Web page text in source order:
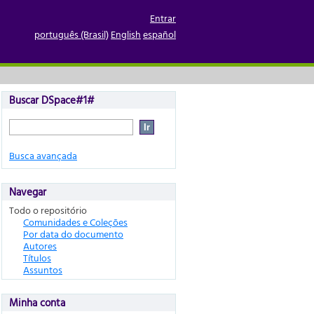
Entrar
português (Brasil)Englishespañol
Buscar DSpace#1#
Busca avançada
Navegar
Todo o repositório
Comunidades e Coleções
Por data do documento
Autores
Títulos
Assuntos
Minha conta